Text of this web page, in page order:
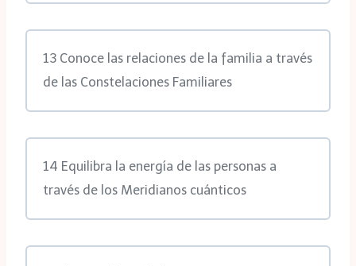
13 Conoce las relaciones de la familia a través
de las Constelaciones Familiares
14 Equilibra la energía de las personas a
través de los Meridianos cuánticos